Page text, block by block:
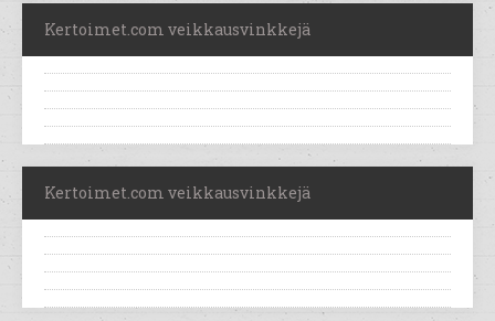
Kertoimet.com veikkausvinkkejä
Kertoimet.com veikkausvinkkejä